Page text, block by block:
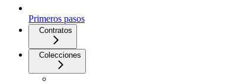
Primeros pasos
Contratos
Colecciones